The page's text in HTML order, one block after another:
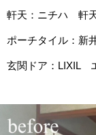
軒天：ニチハ 軒
ポーチタイル：
玄関ドア：LIXIL